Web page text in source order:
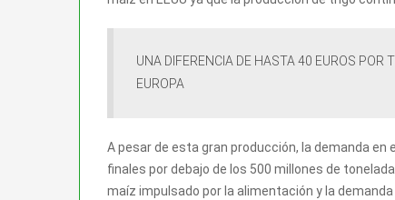
UNA DIFERENCIA DE HASTA 40 EUROS POR
EUROPA
A pesar de esta gran producción, la demanda
finales por debajo de los 500 millones de
maíz impulsado por la alimentación y la demanda